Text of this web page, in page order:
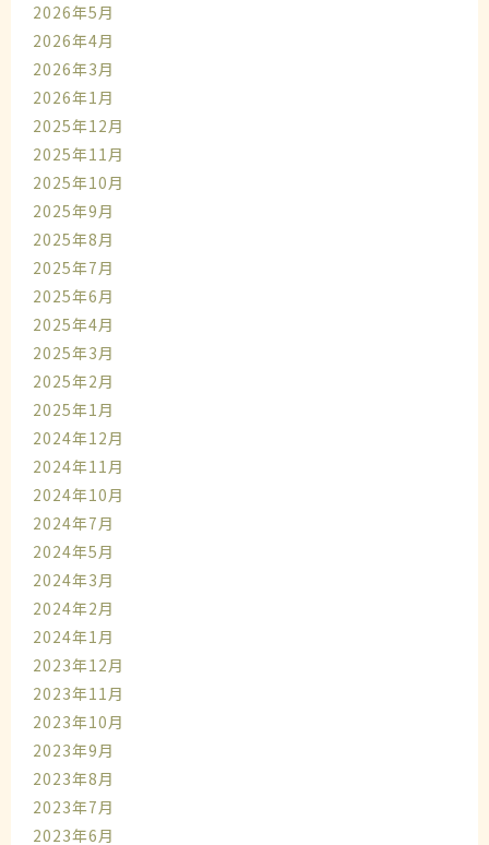
2026年5月
2026年4月
2026年3月
2026年1月
2025年12月
2025年11月
2025年10月
2025年9月
2025年8月
2025年7月
2025年6月
2025年4月
2025年3月
2025年2月
2025年1月
2024年12月
2024年11月
2024年10月
2024年7月
2024年5月
2024年3月
2024年2月
2024年1月
2023年12月
2023年11月
2023年10月
2023年9月
2023年8月
2023年7月
2023年6月